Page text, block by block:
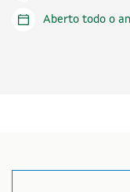
Aberto todo o